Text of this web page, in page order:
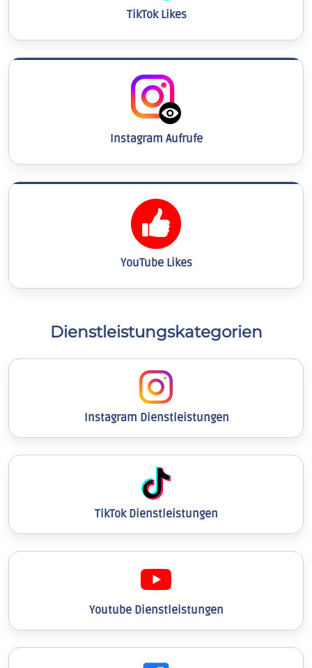
TikTok Likes
Instagram Aufrufe
YouTube Likes
Dienstleistungskategorien
Instagram Dienstleistungen
TikTok Dienstleistungen
Youtube Dienstleistungen